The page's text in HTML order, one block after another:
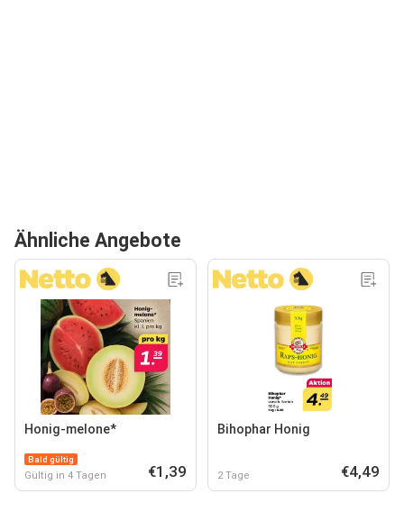
Ähnliche Angebote
Honig-melone*
Bald gültig
Gültig in 4 Tagen €1,39
Bihophar Honig
2 Tage €4,49